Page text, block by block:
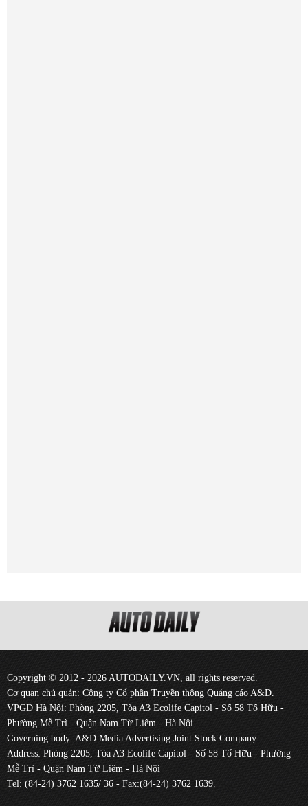
Copyright © 2012 - 2026 AUTODAILY.VN, all rights reserved.
Cơ quan chủ quản: Công ty Cổ phần Truyền thông Quảng cáo A&D.
VPGD Hà Nội: Phòng 2205, Tòa A3 Ecolife Capitol - Số 58 Tố Hữu -
Phường Mễ Trì - Quận Nam Từ Liêm - Hà Nội
Governing body: A&D Media Advertising Joint Stock Company
Address: Phòng 2205, Tòa A3 Ecolife Capitol - Số 58 Tố Hữu - Phường
Mễ Trì - Quận Nam Từ Liêm - Hà Nội
Tel: (84-24) 3762 1635/ 36 - Fax:(84-24) 3762 1639.